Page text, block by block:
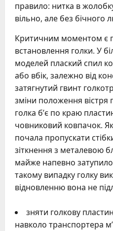
правило: нитка в
вільно, але без бічного
Критичним моментом є
встановлення голки. У
моделей плаский спил
або вбік, залежно від
затягнутий гвинт
зміни положення вістря
голка б’є по краю
човниковий ковпачок.
почала пропускати
зіткнення з металевою
майже напевно
такому випадку голку
відновленню вона не
зняти голкову
навколо транспортера